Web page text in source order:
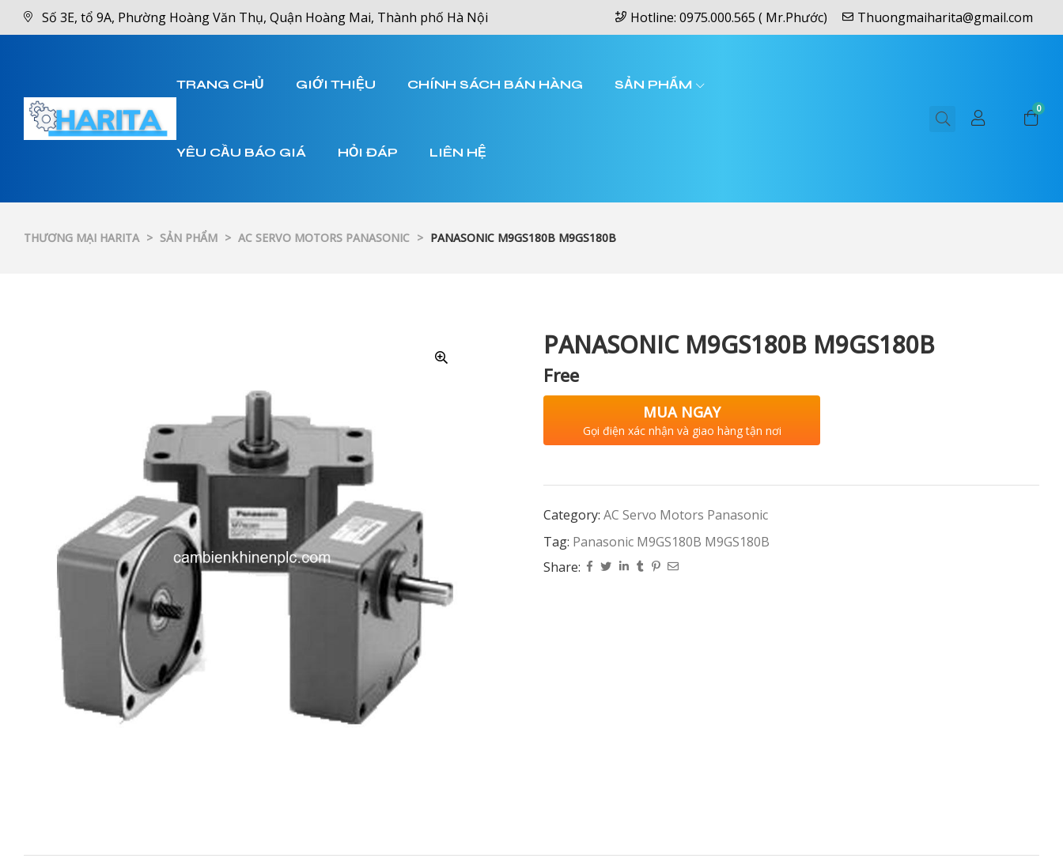
Số 3E, tổ 9A, Phường Hoàng Văn Thụ, Quận Hoàng Mai, Thành phố Hà Nội Hotline: 0975.000.565 ( Mr.Phước) Thuongmaiharita@gmail.com
TRANG CHỦ GIỚI THIỆU CHÍNH SÁCH BÁN HÀNG SẢN PHẨM
YÊU CẦU BÁO GIÁ HỎI ĐÁP LIÊN HỆ
0
THƯƠNG MẠI HARITA > SẢN PHẨM > AC SERVO MOTORS PANASONIC > PANASONIC M9GS180B M9GS180B
PANASONIC M9GS180B M9GS180B
Free
MUA NGAY
Gọi điện xác nhận và giao hàng tận nơi
Category: AC Servo Motors Panasonic
Tag: Panasonic M9GS180B M9GS180B
Share: